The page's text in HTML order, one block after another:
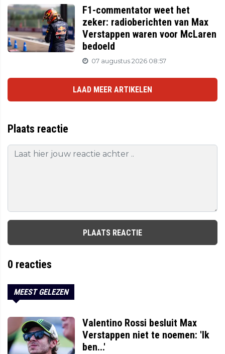
F1-commentator weet het
zeker: radioberichten van Max
Verstappen waren voor McLaren
bedoeld
07 augustus 2026 08:57
LAAD MEER ARTIKELEN
Plaats reactie
PLAATS REACTIE
0 reacties
MEEST GELEZEN
Valentino Rossi besluit Max
Verstappen niet te noemen: 'Ik
ben...'